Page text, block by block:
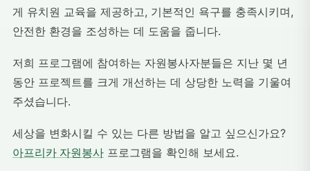
게 유치원 교육을 제공하고, 기본적인 욕구를 충족시키며,
안전한 환경을 조성하는 데 도움을 줍니다.
저희 프로그램에 참여하는 자원봉사자분들은 지난 몇 년
동안 프로젝트를 크게 개선하는 데 상당한 노력을 기울여
주셨습니다.
세상을 변화시킬 수 있는 다른 방법을 알고 싶으신가요?
아프리카 자원봉사 프로그램을 확인해 보세요.